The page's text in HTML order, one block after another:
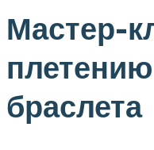
Мастер-
браслета